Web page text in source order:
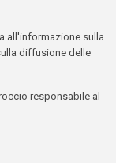
all'informazione sulla
diffusione delle
responsabile al